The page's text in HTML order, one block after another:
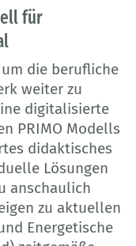
für
die berufliche
weiter zu
digitalisierte
PRIMO Modells
didaktisches
Lösungen
anschaulich
zu aktuellen
Energetische